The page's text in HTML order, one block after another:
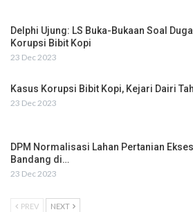
Delphi Ujung: LS Buka-Bukaan Soal
Korupsi Bibit Kopi
23 Dec 2023
Kasus Korupsi Bibit Kopi, Kejari Dairi
23 Dec 2023
DPM Normalisasi Lahan Pertanian
Bandang di…
23 Dec 2023
PREV NEXT